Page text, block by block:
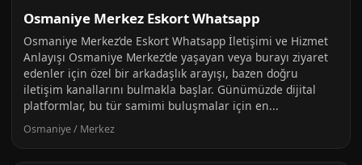
Osmaniye Merkez Eskort Whatsapp
Osmaniye Merkez’de Eskort Whatsapp İletişimi ve Hizmet
Anlayışı Osmaniye Merkez’de yaşayan veya burayı ziyaret
edenler için özel bir arkadaşlık arayışı, bazen doğru
iletişim kanallarını bulmakla başlar. Günümüzde dijital
platformlar, bu tür samimi buluşmalar için en...
Osmaniye / Merkez